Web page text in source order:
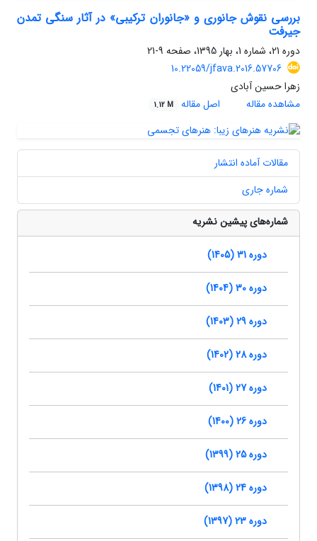
بررسی نقوش جانوری و «جانوران ترکیبی» در آثار سنگی تمدن
جیرفت
دوره 21، شماره 1، بهار 1395، صفحه
9-21
10.22059/jfava.2016.57706
زهرا حسین آبادی
مشاهده مقاله
اصل مقاله 1.12 M
مقالات آماده انتشار
شماره جاری
شماره‌های پیشین نشریه
دوره 31 (1405)
دوره 30 (1404)
دوره 29 (1403)
دوره 28 (1402)
دوره 27 (1401)
دوره 26 (1400)
دوره 25 (1399)
دوره 24 (1398)
دوره 23 (1397)